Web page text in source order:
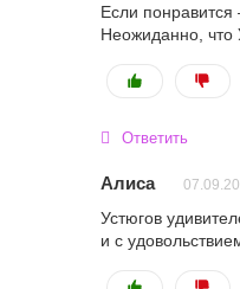
Если
Неожиданно, что
Ответить
Алиса
Устюгов
и с